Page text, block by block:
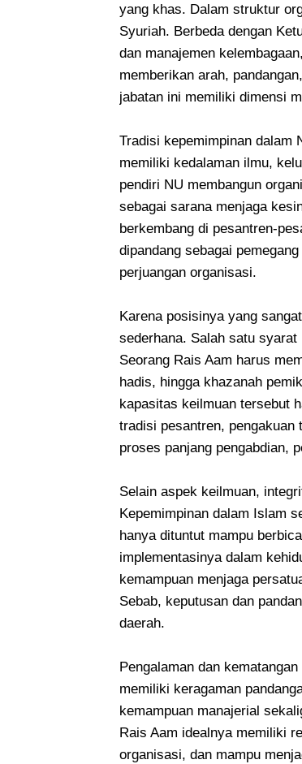
yang khas. Dalam struktur
Syuriah. Berbeda dengan
dan manajemen
memberikan arah,
jabatan ini memiliki dimensi
Tradisi kepemimpinan dalam
memiliki kedalaman ilmu,
pendiri NU membangun
sebagai sarana menjaga
berkembang di pesantren-
dipandang sebagai
perjuangan organisasi.
Karena posisinya yang
sederhana. Salah satu
Seorang Rais Aam harus
hadis, hingga khazanah
kapasitas keilmuan tersebut
tradisi pesantren, pengakuan
proses panjang pengabdian,
Selain aspek keilmuan,
Kepemimpinan dalam Islam
hanya dituntut mampu
implementasinya dalam
kemampuan menjaga
Sebab, keputusan dan
daerah.
Pengalaman dan
memiliki keragaman
kemampuan manajerial
Rais Aam idealnya memiliki
organisasi, dan mampu